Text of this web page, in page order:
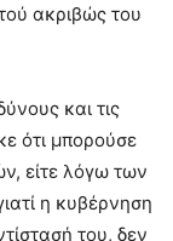
ακριβώς του
και τις
ότι μπορούσε
είτε λόγω των
η κυβέρνηση
του, δεν